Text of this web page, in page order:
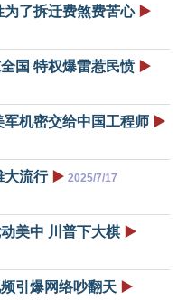
了拆迁费煞费苦心 ▶️
国 特权爆雷惹民愤 ▶️
机密交给中国工程师 ▶️
大流行 ▶️ 2025/7/17
美中 川普下大棋 ▶️
引爆网络吵翻天 ▶️